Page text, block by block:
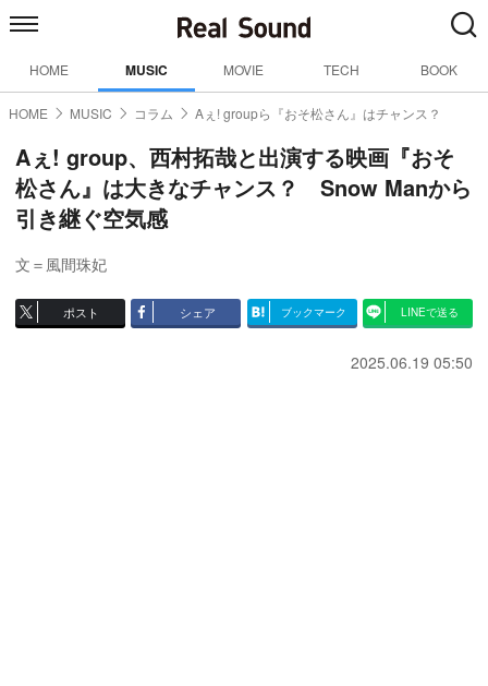
HOME MUSIC MOVIE TECH BOOK
HOME MUSIC コラム Aぇ! groupら『おそ松さん』はチャンス？
Aぇ! group、西村拓哉と出演する映画『おそ
松さん』は大きなチャンス？ Snow Manから
引き継ぐ空気感
文＝風間珠妃
ポスト シェア ブックマーク LINEで送る
2025.06.19 05:50